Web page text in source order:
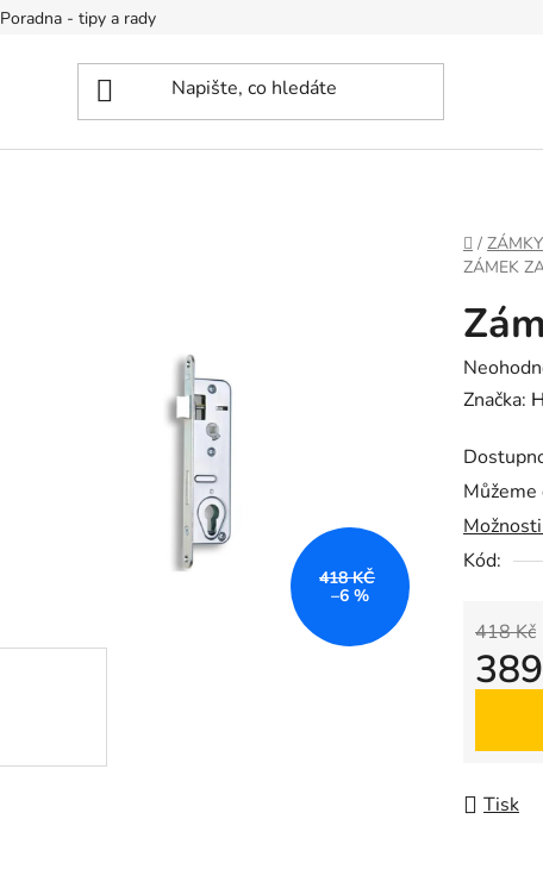
Poradna - tipy a rady
DOMŮ
/ ZÁMKY
ZÁMEK
je
0,0
z
5
Značka:
Kód:
418 Kč
Tisk
418 KČ
–6 %